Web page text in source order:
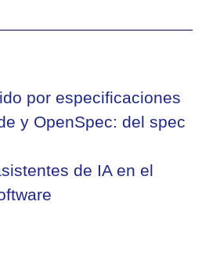
por especificaciones
y OpenSpec: del spec
de IA en el